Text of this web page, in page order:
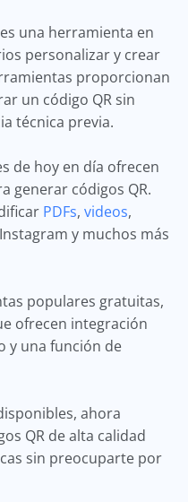
una herramienta en
personalizar y crear
proporcionan
un código QR sin
técnica previa.
de hoy en día ofrecen
generar códigos QR.
PDFs, videos,
y muchos más
populares gratuitas,
ofrecen integración
y una función de
ahora
QR de alta calidad
sin preocuparte por